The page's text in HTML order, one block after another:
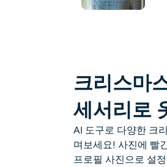
크리스마
세서리로
AI 도구로 다양한 크
며보세요! 사진에 빨
프로필 사진으로 설